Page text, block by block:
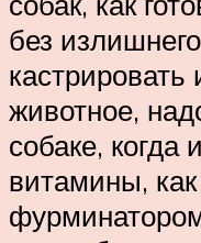
без
кастрировать
животное,
собаке, когда
витамины,